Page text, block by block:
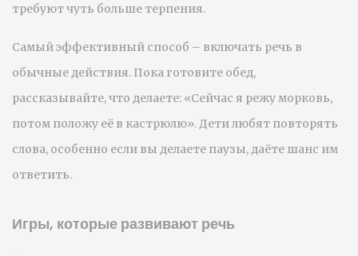
требуют чуть больше терпения.
Самый эффективный способ – включать речь в
обычные действия. Пока готовите обед,
рассказывайте, что делаете: «Сейчас я режу морковь,
потом положу её в кастрюлю». Дети любят повторять
слова, особенно если вы делаете паузы, даёте шанс им
ответить.
Игры, которые развивают речь